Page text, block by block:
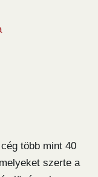
több mint 40
szerte a